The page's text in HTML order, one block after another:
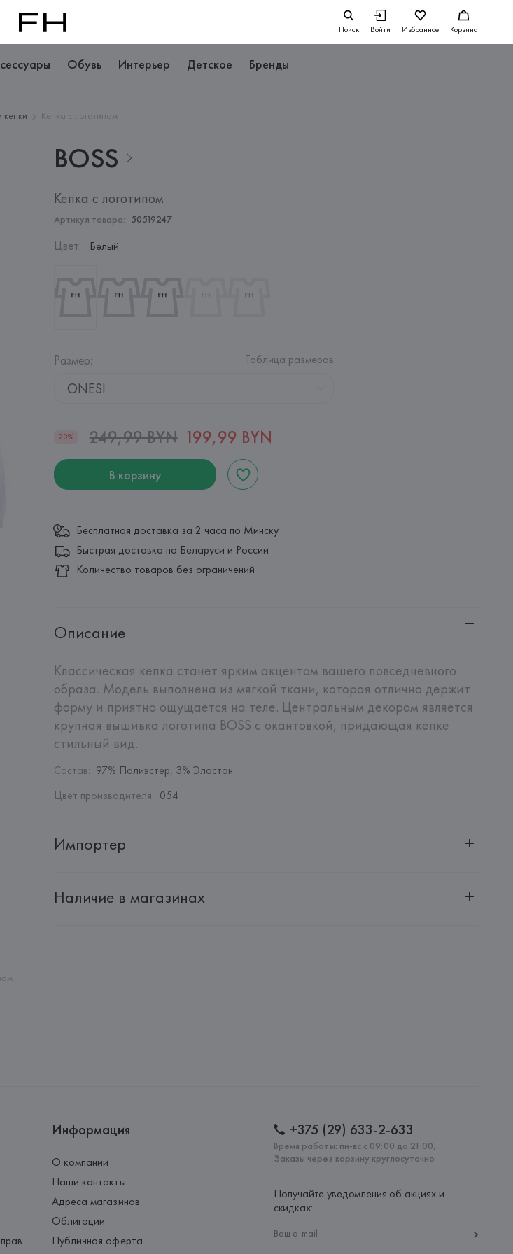
Поиск Войти Избранное Корзина
Обувь Интерьер Детское Бренды
кепки Кепка с логотипом
BOSS
Кепка с логотипом
Артикул товара: 50519247
Цвет: Белый
Размер: Таблица размеров
ONESI
20% 249,99 BYN 199,99 BYN
В корзину
Бесплатная доставка за 2 часа по Минску
Быстрая доставка по Беларуси и России
Количество товаров без ограничений
Описание
Классическая кепка станет ярким акцентом вашего повседневного
образа. Модель выполнена из мягкой ткани, которая отлично держит
форму и приятно ощущается на теле. Центральным декором является
крупная вышивка логотипа BOSS с окантовкой, придающая кепке
стильный вид.
Состав: 97% Полиэстер, 3% Эластан
Цвет производителя: 054
Импортер
Адрес: Республика Беларусь, 220051, г. Минск, ул. Рафиева, д. 64, помещение 2-27
Наличие в магазинах
Информация
О компании
Наши контакты
Адреса магазинов
Облигации
Публичная оферта
+375 (29) 633-2-633
Время работы: пн-вс с 09:00 до 21:00,
Заказы через корзину круглосуточно
Получайте уведомления об акциях и
скидках: